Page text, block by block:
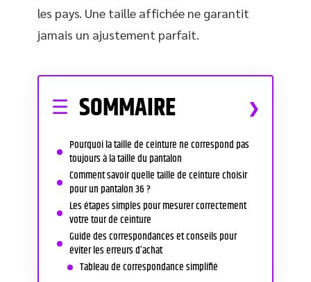
les pays. Une taille affichée ne garantit
jamais un ajustement parfait.
SOMMAIRE
Pourquoi la taille de ceinture ne correspond pas
toujours à la taille du pantalon
Comment savoir quelle taille de ceinture choisir
pour un pantalon 36 ?
Les étapes simples pour mesurer correctement
votre tour de ceinture
Guide des correspondances et conseils pour
éviter les erreurs d’achat
Tableau de correspondance simplifié